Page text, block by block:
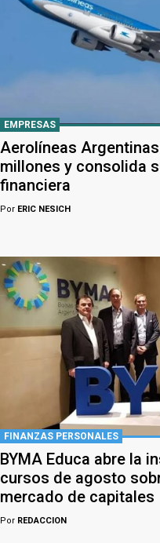
EMPRESAS
Aerolíneas
millones y consolida
financiera
Por ERIC NESICH
FINANZAS PERSONALES
BYMA Educa abre la
cursos de agosto
mercado de capitales
Por REDACCION